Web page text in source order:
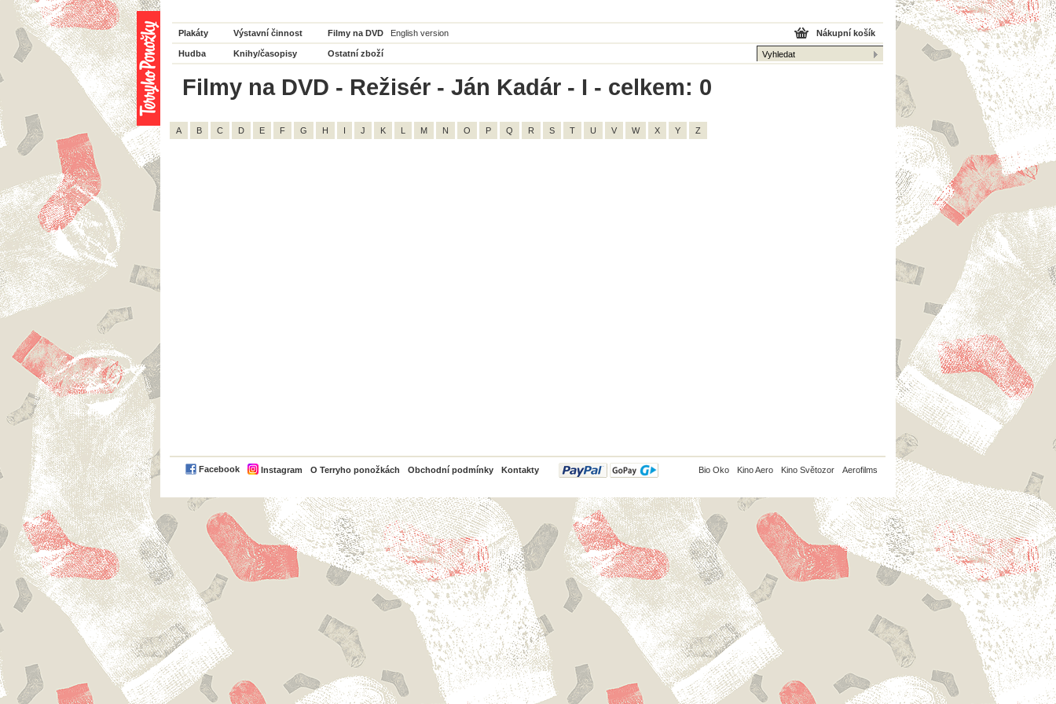
Plakáty Výstavní činnost Filmy na DVD English version
Hudba Knihy/časopisy Ostatní zboží
Nákupní košík
Filmy na DVD - Režisér - Ján Kadár - I - celkem: 0
A B C D E F G H I J K L M N O P Q R S T U V W X Y Z
Facebook Instagram O Terryho ponožkách Obchodní podmínky Kontakty
PayPal Bio Oko Kino Aero Kino Světozor Aerofilms